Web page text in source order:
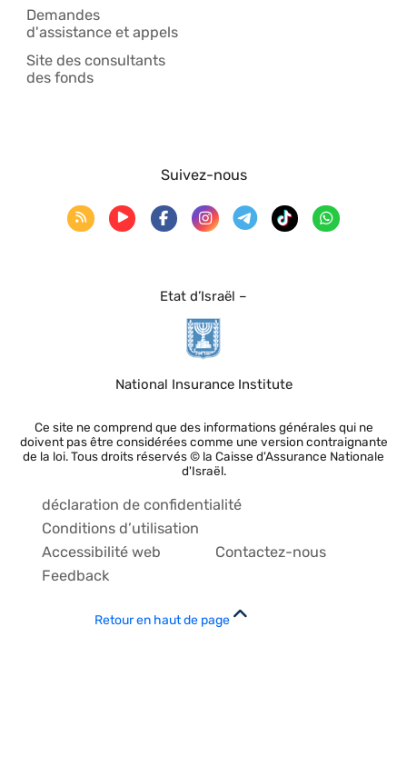
Demandes
d'assistance et appels
Site des consultants
des fonds
Etat d’Israël –
National Insurance Institute
Ce site ne comprend que des informations générales qui ne
doivent pas être considérées comme une version contraignante
de la loi. Tous droits réservés © la Caisse d'Assurance Nationale
d'Israël.
Suivez-nous
déclaration de confidentialité
Conditions d’utilisation
Accessibilité web
Contactez-nous
Feedback
Retour en haut de page